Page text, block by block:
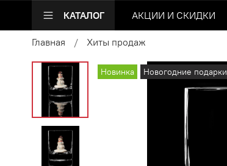
КАТАЛОГ АКЦИИ И СКИДКИ
Главная Хиты продаж
Новинка Новогодние подарки